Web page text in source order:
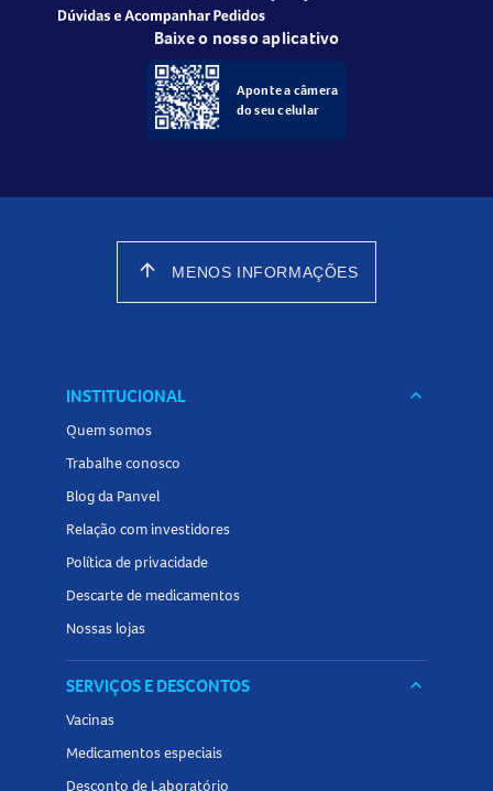
Baixe o nosso aplicativo
Aponte a câmera
do seu celular
arrow_upward MENOS INFORMAÇÕES
INSTITUCIONAL keyboard_arrow_down
Quem somos
Trabalhe conosco
Blog da Panvel
Relação com investidores
Política de privacidade
Descarte de medicamentos
Nossas lojas
SERVIÇOS E DESCONTOS keyboard_arrow_down
Vacinas
Medicamentos especiais
Desconto de Laboratório